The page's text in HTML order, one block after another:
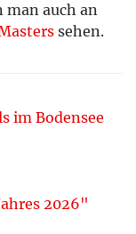
man auch an
sehen.
im Bodensee
2026"